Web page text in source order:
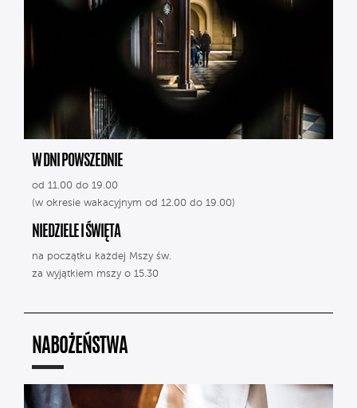
W DNI POWSZEDNIE
od 11.00 do 19.00
(w okresie wakacyjnym od 12.00 do 19.00)
NIEDZIELE I ŚWIĘTA
na początku każdej Mszy św.
za wyjątkiem mszy o 15.30
NABOŻEŃSTWA